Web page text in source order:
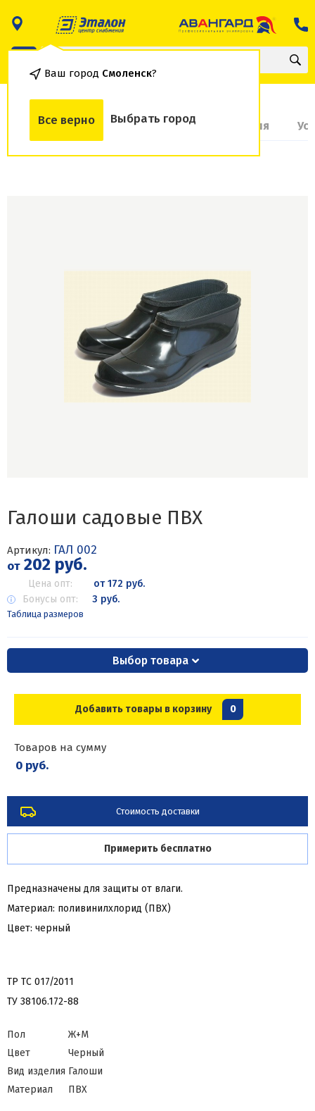
Ваш город Смоленск?
Все верно Выбрать город
О товаре Доставка и оплата Гарантия
Галоши садовые ПВХ
Артикул: ГАЛ 002
от202 руб.
Цена опт:
от 172 руб.
Бонусы опт:
3 руб.
Таблица размеров
Выбор товара
Добавить товары в корзину 0
Товаров на сумму
0 руб.
Стоимость доставки
Примерить бесплатно
Предназначены для защиты от влаги.
Материал: поливинилхлорид (ПВХ)
Цвет: черный
ТР ТС 017/2011
ТУ 38106.172-88
Пол
Ж+М
Цвет
Черный
Вид изделия Галоши
Материал
ПВХ